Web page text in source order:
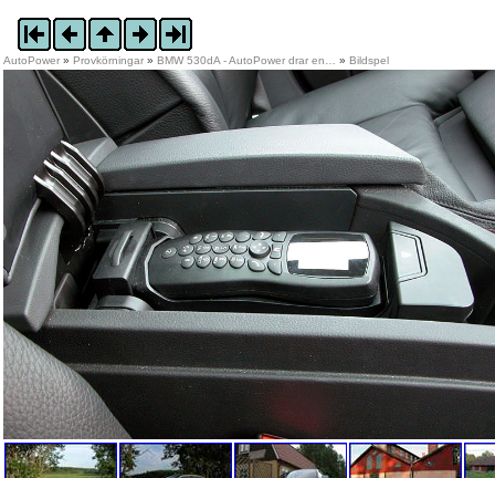
AutoPower » Provkörningar » BMW 530dA - AutoPower drar en… » Bildspel